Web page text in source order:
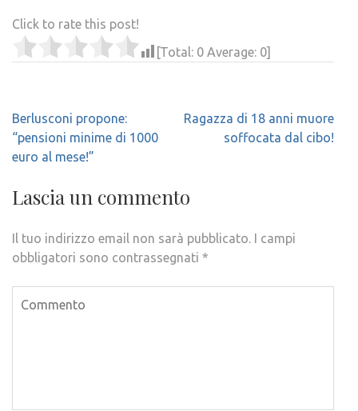
Click to rate this post!
[Total: 0 Average: 0]
Navigazione
articoli
Berlusconi propone:
“pensioni minime di 1000
euro al mese!”
Ragazza di 18 anni muore
soffocata dal cibo!
Lascia un commento
Il tuo indirizzo email non sarà pubblicato. I campi
obbligatori sono contrassegnati *